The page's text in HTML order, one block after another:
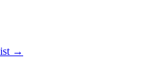
→